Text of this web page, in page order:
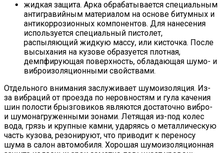
жидкая защита. Арка обрабатывается специальным
антигравийным материалом на основе битумных и
антикоррозионных компонентов. Для нанесения
используется специальный пистолет,
распыляющий жидкую массу, или кисточка. После
высыхания на кузове образуется плотная,
демпфирующая поверхность, обладающая шумо- и
виброизоляционными свойствами.
Отдельного внимания заслуживает шумоизоляция. Из-
за вибраций от проезда по неровностям и гула качения
шин полости брызговиков являются достаточно вибро-
и шумонагруженными зонами. Летящая из-под колес
вода, грязь и крупные камни, ударяясь о металлическую
часть кузова, резонируют, что приводит к переносу
шума в салон автомобиля. Хорошая шумоизоляционная